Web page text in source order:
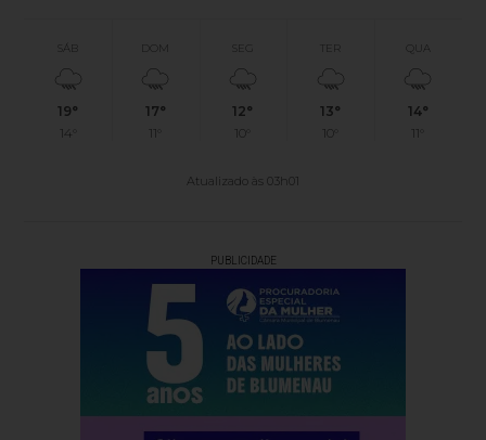
SÁB
19°
14°
DOM
17°
11°
SEG
12°
10°
TER
13°
10°
QUA
14°
11°
Atualizado às 03h01
PUBLICIDADE